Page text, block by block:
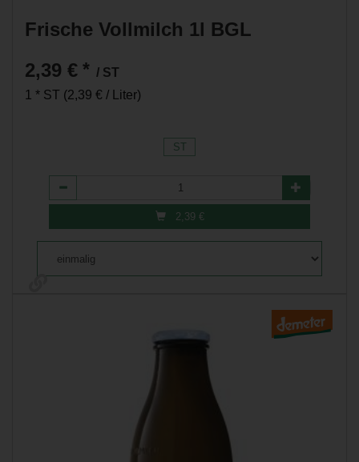
Frische Vollmilch 1l BGL
2,39 € * / ST
1 * ST (2,39 € / Liter)
ST
Anzahl
2,39 €